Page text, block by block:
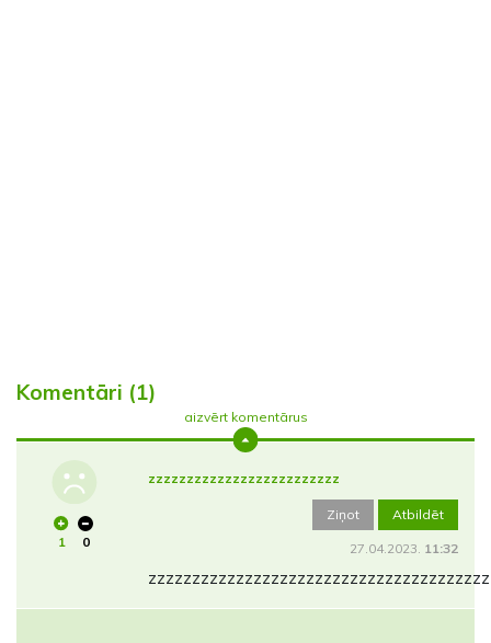
Komentāri (1)
aizvērt komentārus
1 0
zzzzzzzzzzzzzzzzzzzzzzzzz
Ziņot Atbildēt
27.04.2023. 11:32